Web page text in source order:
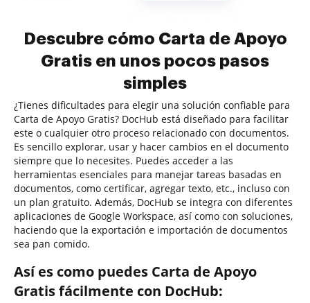
Descubre cómo Carta de Apoyo
Gratis en unos pocos pasos
simples
¿Tienes dificultades para elegir una solución confiable para
Carta de Apoyo Gratis? DocHub está diseñado para facilitar
este o cualquier otro proceso relacionado con documentos.
Es sencillo explorar, usar y hacer cambios en el documento
siempre que lo necesites. Puedes acceder a las
herramientas esenciales para manejar tareas basadas en
documentos, como certificar, agregar texto, etc., incluso con
un plan gratuito. Además, DocHub se integra con diferentes
aplicaciones de Google Workspace, así como con soluciones,
haciendo que la exportación e importación de documentos
sea pan comido.
Así es como puedes Carta de Apoyo
Gratis fácilmente con DocHub: